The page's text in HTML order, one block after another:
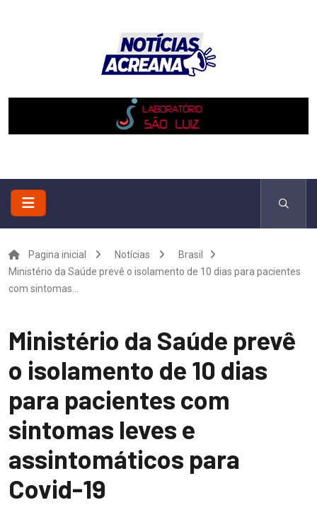
Pagina inicial Notícias
Brasil
Ministério da Saúde prevê o isolamento de 10 dias para pacientes
com sintomas...
Ministério da Saúde prevê
o isolamento de 10 dias
para pacientes com
sintomas leves e
assintomáticos para
Covid-19